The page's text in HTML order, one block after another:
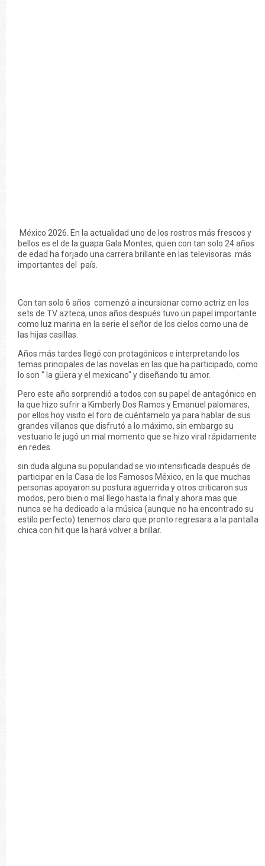
México 2026. En la actualidad uno de los rostros más frescos y
bellos es el de la guapa Gala Montes, quien con tan solo 24 años
de edad ha forjado una carrera brillante en las televisoras más
importantes del país.
Con tan solo 6 años comenzó a incursionar como actriz en los
sets de TV azteca, unos años después tuvo un papel importante
como luz marina en la serie el señor de los cielos como una de
las hijas casillas.
Años más tardes llegó con protagónicos e interpretando los
temas principales de las novelas en las que ha participado, como
lo son " la güera y el mexicano" y diseñando tu amor.
Pero este año sorprendió a todos con su papel de antagónico en
la que hizo sufrir a Kimberly Dos Ramos y Emanuel palomares,
por ellos hoy visito el foro de cuéntamelo ya para hablar de sus
grandes villanos que disfrutó a lo máximo, sin embargo su
vestuario le jugó un mal momento que se hizo viral rápidamente
en redes.
sin duda alguna su popularidad se vio intensificada después de
participar en la Casa de los Famosos México, en la que muchas
personas apoyaron su postura aguerrida y otros criticaron sus
modos, pero bien o mal llego hasta la final y ahora mas que
nunca se ha dedicado a la música (aunque no ha encontrado su
estilo perfecto) tenemos claro que pronto regresara a la pantalla
chica con hit que la hará volver a brillar.